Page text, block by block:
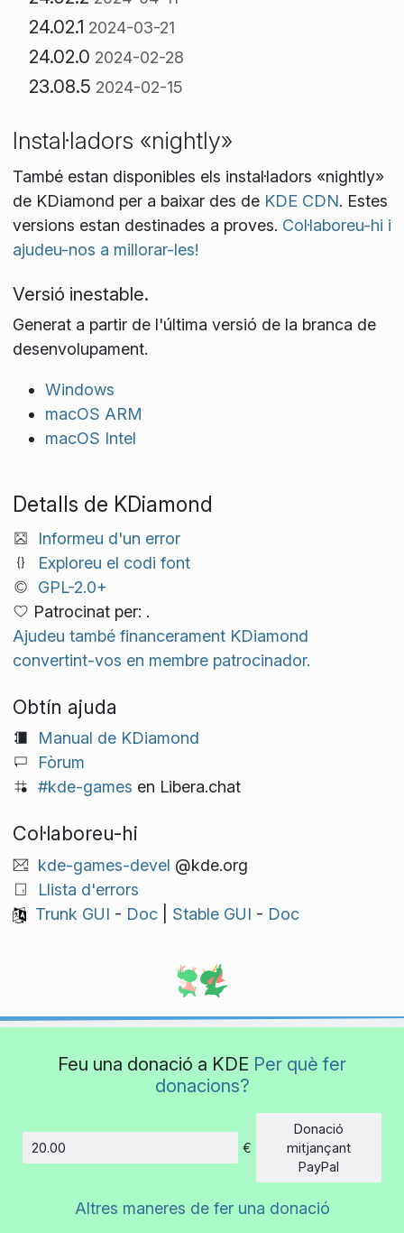
24.02.1 2024-03-21
24.02.0 2024-02-28
23.08.5 2024-02-15
Instal·ladors «nightly»
També estan disponibles els instal·ladors «nightly»
de KDiamond per a baixar des de KDE CDN. Estes
versions estan destinades a proves. Col·laboreu-hi i
ajudeu-nos a millorar-les!
Versió inestable.
Generat a partir de l'última versió de la branca de
desenvolupament.
Windows
macOS ARM
macOS Intel
Detalls de KDiamond
Informeu d'un error
Exploreu el codi font
GPL-2.0+
Patrocinat per: .
Ajudeu també financerament KDiamond
convertint-vos en membre patrocinador.
Obtín ajuda
Manual de KDiamond
Fòrum
#kde-games en Libera.chat
Col·laboreu-hi
kde-games-devel @kde.org
Llista d'errors
Trunk GUI - Doc| Stable GUI - Doc
Feu una donació a KDE Per què fer
donacions?
€
Donació
mitjançant
PayPal
Altres maneres de fer una donació